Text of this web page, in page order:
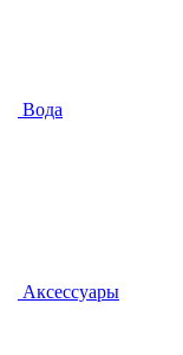
Вода
Аксессуары